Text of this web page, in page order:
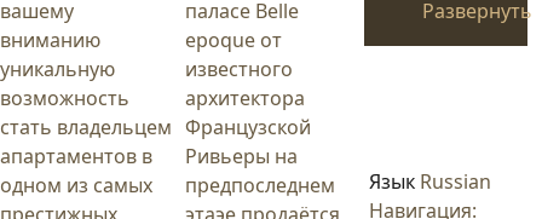
вашему
вниманию
уникальную
возможность
стать владельцем
апартаментов в
одном из самых
паласе Belle
epoque от
известного
архитектора
Французской
Ривьеры на
предпоследнем
Развернуть
Язык Russian
Навигация: